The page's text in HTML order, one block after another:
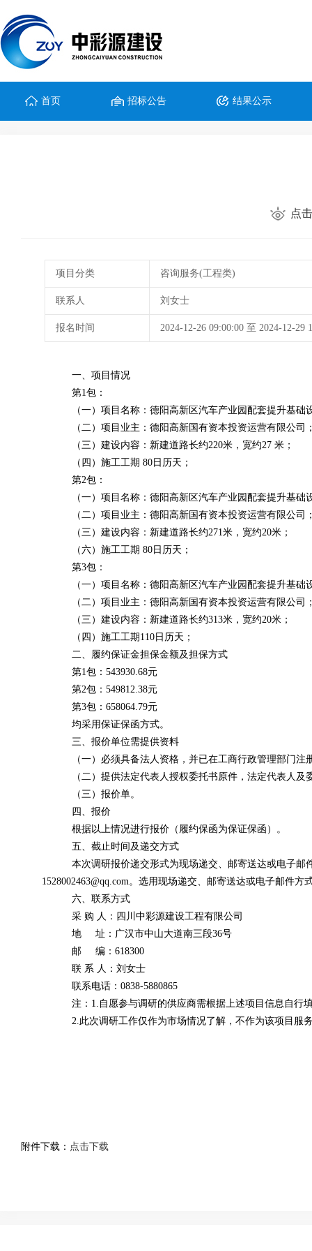
首页 招标公告 结果公示
点
项目分类 咨询服务(工程类)
联系人 刘女士
报名时间 2024-12-26 09:00:00 至 2024-
一、项目情况
第1包：
（一）项目名称：德阳高新区汽车产业园配套提升基础
（二）项目业主：德阳高新国有资本投资运营有限公司
（三）建设内容：新建道路长约220米，宽约27 米；
（四 ）施工工期 80日历天；
第2包：
（一）项目名称：德阳高新区汽车产业园配套提升基
（二）项目业主：德阳高新国有资本投资运营有限公司
（三）建设内容：新建道路长约271米，宽约20米；
（六）施工工期 80日历天；
第3包：
（一）项目名称：德阳高新区汽车产业园配套提升基
（二）项目业主：德阳高新国有资本投资运营有限公司
（三）建设内容：新建道路长约313米，宽约20米；
（四）施工工期110日历天；
二、履约保证金担保金额及担保方式
第1包： 543930.68元
第2包：549812.38元
第3包：658064.79元
均采用保证保函方式。
三、 报价单位需提供资料
（一）必须具备法人资格，并已在工商行政管理部门
（二） 提供法定代表人授权委托书原件，法定代表人
（三 ） 报价单。
四、报价
根据以上情况进行报价（履约保函为保证保函）。
五、 截止时间及递交方式
本次调研报价递交形式为现场递交、邮寄送达或电子邮
1528002463@qq.com。选用现场递交、邮寄送达或电子邮件
六、 联系方式
采 购 人： 四川中彩源建设工程有限公司
地
址：广汉市中山大道南三段36号
邮
编： 618300
联 系 人：刘女士
联系电话： 0838-5880865
注： 1. 自愿参与调研的供应商需根据上述项目信息自行
2.此次调研工作仅作为市场情况了解，不作为该项目服
附件下载： 点击下载